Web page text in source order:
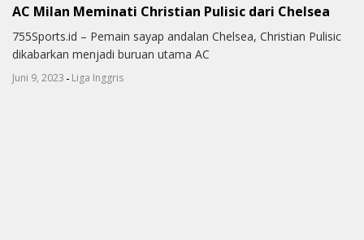
AC Milan Meminati Christian Pulisic dari Chelsea
755Sports.id – Pemain sayap andalan Chelsea, Christian Pulisic
dikabarkan menjadi buruan utama AC
Juni 9, 2023 - Liga Inggris